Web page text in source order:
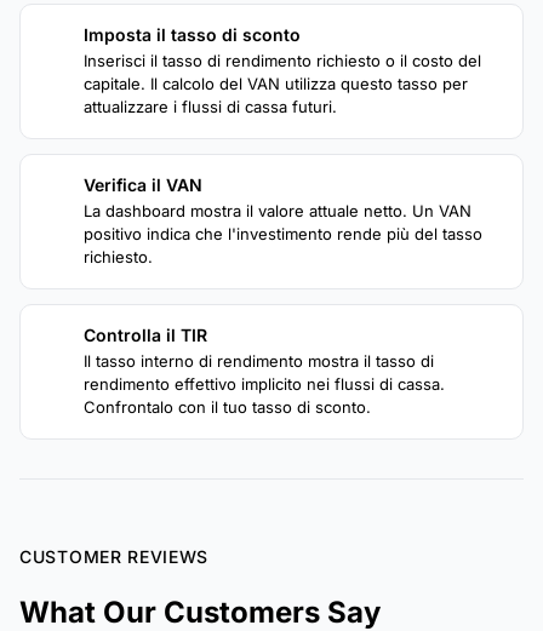
Imposta il tasso di sconto
Inserisci il tasso di rendimento richiesto o il costo del
capitale. Il calcolo del VAN utilizza questo tasso per
attualizzare i flussi di cassa futuri.
Verifica il VAN
La dashboard mostra il valore attuale netto. Un VAN
positivo indica che l'investimento rende più del tasso
richiesto.
Controlla il TIR
Il tasso interno di rendimento mostra il tasso di
rendimento effettivo implicito nei flussi di cassa.
Confrontalo con il tuo tasso di sconto.
CUSTOMER REVIEWS
What Our Customers Say